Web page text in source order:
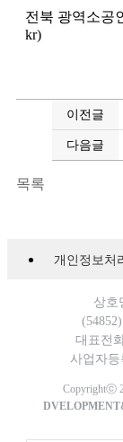
전북 광역소공
kr)
이전글
다음글
목록
개인정보처
상호
대표전
사업자등
Copyrightⓒ